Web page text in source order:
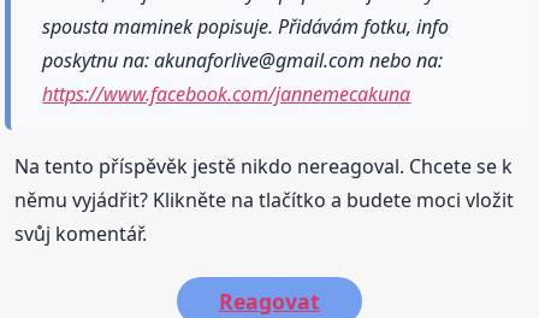
spousta maminek popisuje. Přidávám fotku, info
poskytnu na: akunaforlive@gma­il.com nebo na:
https://www.facebook.com/jannemecakuna
Na tento příspěvěk jestě nikdo nereagoval. Chcete se k
němu vyjádřit? Klikněte na tlačítko a budete moci vložit
svůj komentář.
Reagovat